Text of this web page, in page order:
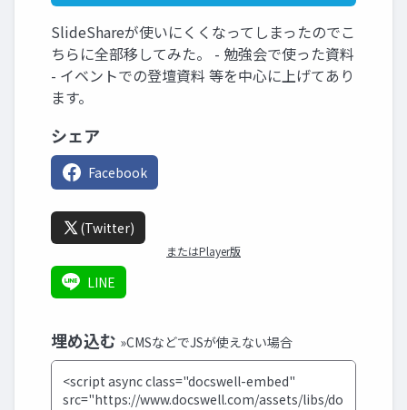
SlideShareが使いにくくなってしまったのでこ
ちらに全部移してみた。 - 勉強会で使った資料
- イベントでの登壇資料 等を中心に上げてあり
ます。
シェア
Facebook
(Twitter)
またはPlayer版
LINE
埋め込む »CMSなどでJSが使えない場合